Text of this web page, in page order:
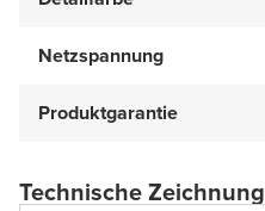
Netzspannung
Produktgarantie
Technische Zeichnung